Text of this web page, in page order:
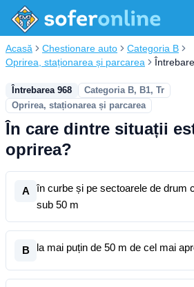
Acasă Chestionare auto
Categoria B
Oprirea, staționarea și parcarea
Întrebarea 968
Categoria B, B1, Tr
Oprirea, staționarea și parcarea
În care dintre situații
oprirea?
A
în curbe și pe sectoarele de drum
sub 50 m
B la mai puțin de 50 m de cel mai